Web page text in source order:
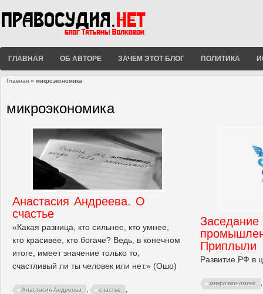
ГЛАВНАЯ ОБ АВТОРЕ ЗАЧЕМ ЭТОТ БЛОГ ПОЛИТИКА
Главная » микроэкономика
микроэкономика
Анастасия Андреева. О
счастье
«Какая разница, кто сильнее, кто умнее,
кто красивее, кто богаче? Ведь, в конечном
итоге, имеет значение только то,
счастливый ли ты человек или нет.» (Ошо)
Анастасия Андреева , счастье ,
Приплыли
Развитие РФ в
микроэкономика